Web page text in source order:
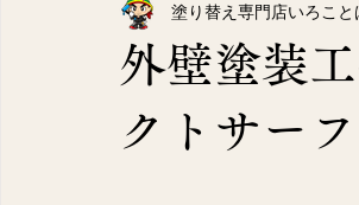
258件の記事
207件の記事
付帯部塗装 防水工事
外壁塗装
クトサー
塗り替え専門店いろこ